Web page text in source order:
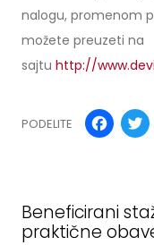
nalogu, promenom
možete preuzeti na
sajtu http://
PODELITE
Beneficirani
praktične